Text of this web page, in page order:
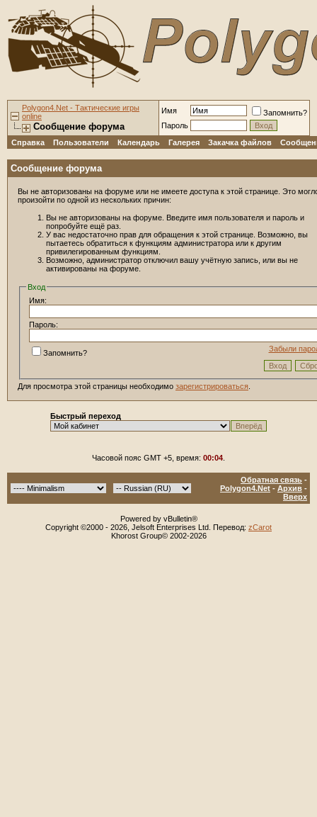
Polygon4.Net - Тактические игры
online
Сообщение форума
Имя
Запомнить?
Пароль
Справка
Пользователи Календарь Галерея Закачка файлов
Сообщение форума
Вы не авторизованы на форуме или не имеете доступа к этой странице. Это
произойти по одной из нескольких причин:
Вы не авторизованы на форуме. Введите имя пользователя и пароль и
попробуйте ещё раз.
У вас недостаточно прав для обращения к этой странице. Возможно, вы
пытаетесь обратиться к функциям администратора или к другим
привилегированным функциям.
Возможно, администратор отключил вашу учётную запись, или вы не
активированы на форуме.
Вход
Имя:
Пароль:
Забыли
Запомнить?
Для просмотра этой страницы необходимо зарегистрироваться
Быстрый переход
Часовой пояс GMT +5, время: 00:04
Обратная связь -
Polygon4.Net - Архив -
Вверх
Powered by vBulletin®
Copyright ©2000 - 2026, Jelsoft Enterprises Ltd. Перевод: zCarot
Khorost Group© 2002-2026